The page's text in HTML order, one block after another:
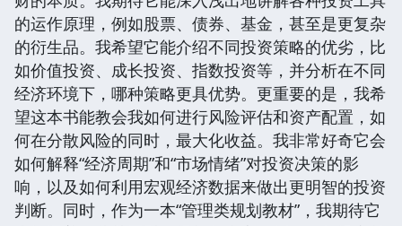
的运作原理，例如股票、债券、基金，甚至是更复杂
的衍生品。我希望它能介绍不同投资策略的优劣，比
如价值投资、成长投资、指数投资等，并分析在不同
经济环境下，哪种策略更具优势。更重要的是，我希
望这本书能教会我如何进行风险评估和资产配置，如
何在分散风险的同时，最大化收益。我非常好奇它会
如何解释“经济周期”和“市场情绪”对投资决策的影
响，以及如何利用宏观经济数据来做出更明智的投资
判断。同时，作为一本“管理类规划教材”，我期待它